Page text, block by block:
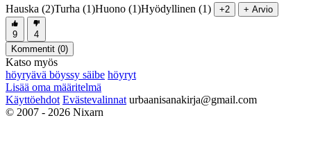
Hauska (2)Turha (1)Huono (1)Hyödyllinen (1) +2 + Arvio
9
4
Kommentit (0)
Katso myös
höyryävä böyssy säibe höyryt
Lisää oma määritelmä
Käyttöehdot Evästevalinnat urbaanisanakirja@gmail.com
© 2007 - 2026 Nixarn